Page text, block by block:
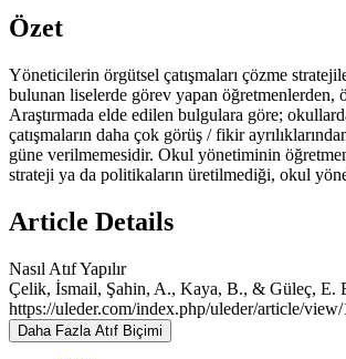
Özet
Yöneticilerin örgütsel çatışmaları çözme
bulunan liselerde görev yapan öğretmenlerden,
Araştırmada elde edilen bulgulara göre;
çatışmaların daha çok görüş / fikir
güne verilmemesidir. Okul yönetiminin
strateji ya da politikaların üretilmediği, okul
Article Details
Nasıl Atıf Yapılır
Çelik, İsmail, Şahin, A., Kaya, B., & Güleç, E.
https://uleder.com/index.php/uleder/article/
Daha Fazla Atıf Biçimi